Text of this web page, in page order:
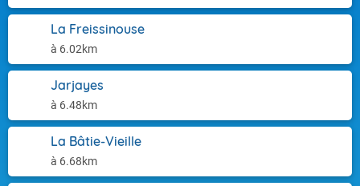
La Freissinouse
à 6.02km
Jarjayes
à 6.48km
La Bâtie-Vieille
à 6.68km